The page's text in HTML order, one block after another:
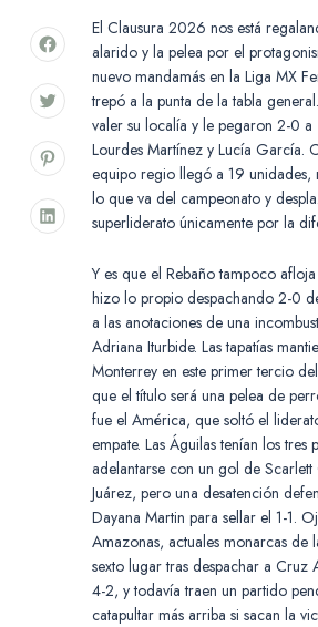
El Clausura 2026 nos está
alarido y la pelea por el
nuevo mandamás en la Liga MX
trepó a la punta de la tabla
valer su localía y le pegaron 2-0 a
Lourdes Martínez y Lucía García.
equipo regio llegó a 19 unidades,
lo que va del campeonato y
superliderato únicamente por la
Y es que el Rebaño tampoco
hizo lo propio despachando 2-0
a las anotaciones de una
Adriana Iturbide. Las tapatías
Monterrey en este primer tercio
que el título será una pelea de
fue el América, que soltó el
empate. Las Águilas tenían los tres
adelantarse con un gol de
Juárez, pero una desatención
Dayana Martin para sellar el 1-1.
Amazonas, actuales monarcas de
sexto lugar tras despachar a Cruz
4-2, y todavía traen un partido
catapultar más arriba si sacan la